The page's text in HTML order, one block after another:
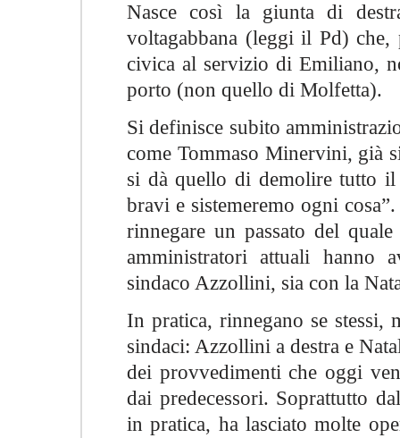
Nasce così la giunta di
voltagabbana (leggi il Pd)
civica al servizio di Emiliano,
porto (non quello di Molfetta).
Si definisce subito
come Tommaso Minervini, già
si dà quello di demolire tutto il
bravi e sistemeremo ogni
rinnegare un passato del
amministratori attuali hanno
sindaco Azzollini, sia con la
In pratica, rinnegano se
sindaci: Azzollini a destra e
dei provvedimenti che oggi
dai predecessori. Soprattutto
in pratica, ha lasciato molte